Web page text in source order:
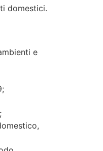
domestici.
e